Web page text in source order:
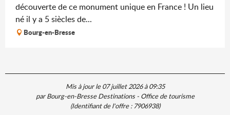
découverte de ce monument unique en France ! Un lieu
né il y a 5 siècles de...
Bourg-en-Bresse
Mis à jour le 07 juillet 2026 à 09:35
par Bourg-en-Bresse Destinations - Office de tourisme
(Identifiant de l'offre :7906938)